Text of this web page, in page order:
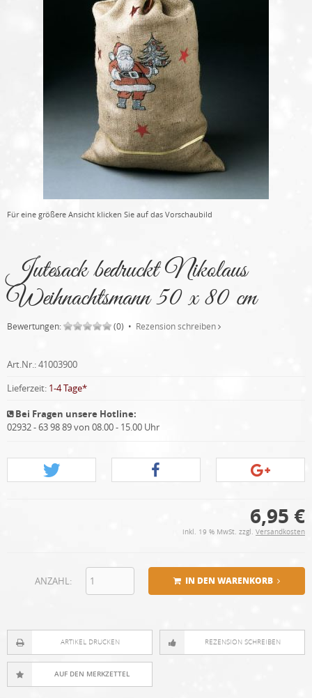
Für eine größere Ansicht klicken Sie auf das Vorschaubild
Jutesack bedruckt Nikolaus
Weihnachtsmann 50 x 80 cm
Bewertungen: (0) • Rezension schreiben
Art.Nr.:41003900
Lieferzeit: 1-4 Tage*
Bei Fragen unsere Hotline:
02932 - 63 98 89 von 08.00 - 15.00 Uhr
6,95 €
inkl. 19 % MwSt. zzgl. Versandkosten
IN DEN WARENKORB
ANZAHL:
ARTIKEL DRUCKEN REZENSION SCHREIBEN